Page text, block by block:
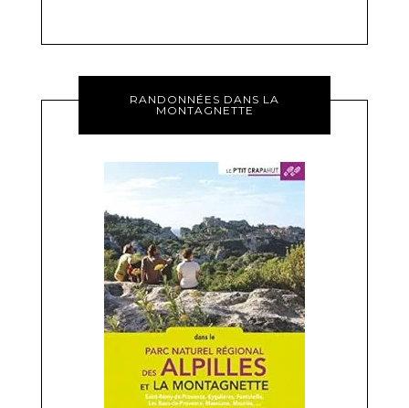
RANDONNÉES DANS LA
MONTAGNETTE